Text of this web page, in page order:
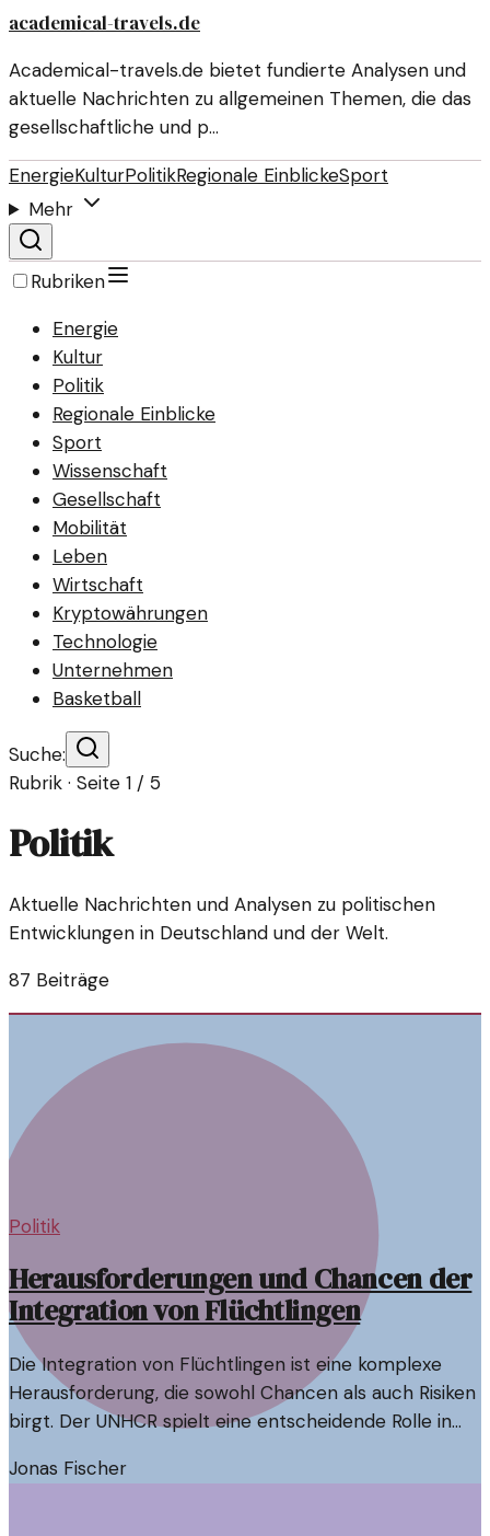
academical-travels.de
Academical-travels.de bietet fundierte Analysen und
aktuelle Nachrichten zu allgemeinen Themen, die das
gesellschaftliche und p…
EnergieKulturPolitikRegionale EinblickeSport
Mehr
Rubriken
Energie
Kultur
Politik
Regionale Einblicke
Sport
Wissenschaft
Gesellschaft
Mobilität
Leben
Wirtschaft
Kryptowährungen
Technologie
Unternehmen
Basketball
Suche:
Rubrik · Seite 1 / 5
Politik
Aktuelle Nachrichten und Analysen zu politischen
Entwicklungen in Deutschland und der Welt.
87 Beiträge
Politik
Herausforderungen und Chancen der
Integration von Flüchtlingen
Die Integration von Flüchtlingen ist eine komplexe
Herausforderung, die sowohl Chancen als auch Risiken
birgt. Der UNHCR spielt eine entscheidende Rolle in
Jonas Fischer